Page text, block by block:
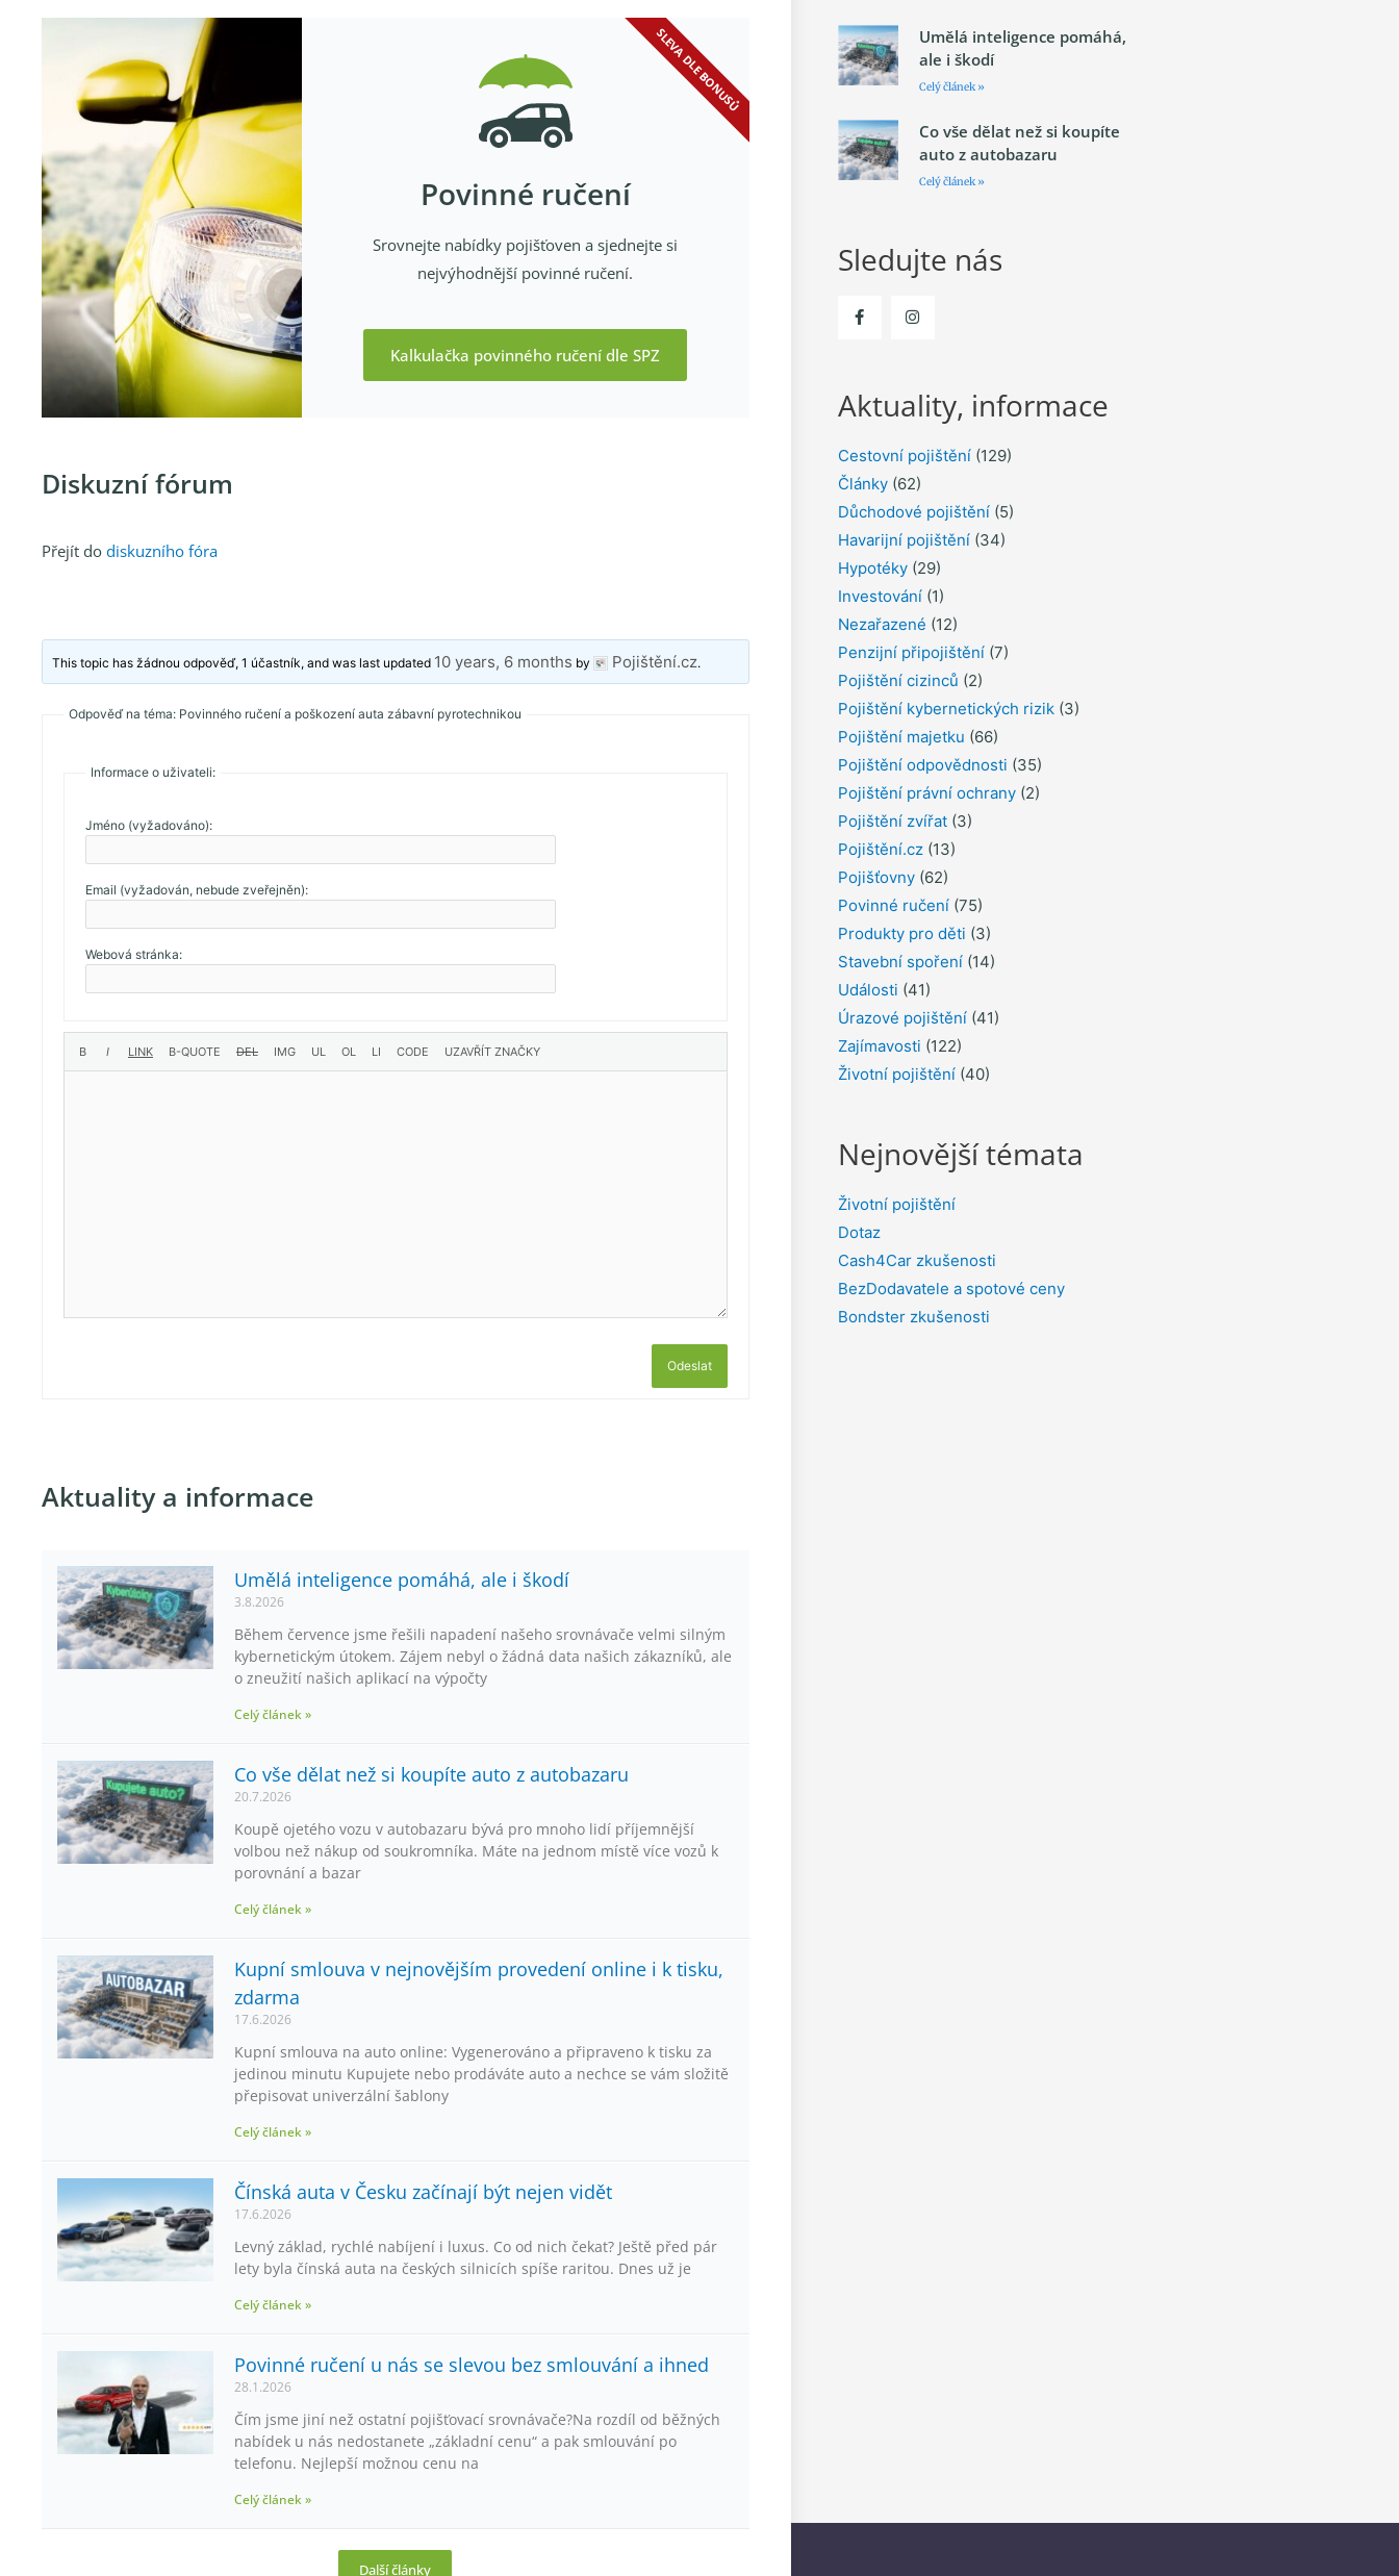
Povinné ručení
Srovnejte nabídky pojišťoven a sjednejte si
nejvýhodnější povinné ručení.
Kalkulačka povinného ručení dle SPZ
SLEVA DLE BONUSŮ
Diskuzní fórum
Přejít do diskuzního fóra
This topic has žádnou odpověď, 1 účastník, and was last updated 10 years, 6 months by Pojištění.cz.
Odpověď na téma: Povinného ručení a poškození auta zábavní pyrotechnikou
Informace o uživateli:
Jméno (vyžadováno):
Email (vyžadován, nebude zveřejněn):
Webová stránka:
Odeslat
Aktuality a informace
Umělá inteligence pomáhá, ale i škodí
3.8.2026
Během července jsme řešili napadení našeho srovnávače velmi silným
kybernetickým útokem. Zájem nebyl o žádná data našich zákazníků, ale
o zneužití našich aplikací na výpočty
Celý článek »
Co vše dělat než si koupíte auto z autobazaru
20.7.2026
Koupě ojetého vozu v autobazaru bývá pro mnoho lidí příjemnější
volbou než nákup od soukromníka. Máte na jednom místě více vozů k
porovnání a bazar
Celý článek »
Kupní smlouva v nejnovějším provedení online i k tisku,
zdarma
17.6.2026
Kupní smlouva na auto online: Vygenerováno a připraveno k tisku za
jedinou minutu Kupujete nebo prodáváte auto a nechce se vám složitě
přepisovat univerzální šablony
Celý článek »
Čínská auta v Česku začínají být nejen vidět
17.6.2026
Levný základ, rychlé nabíjení i luxus. Co od nich čekat? Ještě před pár
lety byla čínská auta na českých silnicích spíše raritou. Dnes už je
Celý článek »
Povinné ručení u nás se slevou bez smlouvání a ihned
28.1.2026
Čím jsme jiní než ostatní pojišťovací srovnávače?Na rozdíl od běžných
nabídek u nás nedostanete „základní cenu“ a pak smlouvání po
telefonu. Nejlepší možnou cenu na
Celý článek »
Další články
Umělá inteligence pomáhá,
ale i škodí
Celý článek »
Co vše dělat než si koupíte
auto z autobazaru
Celý článek »
Sledujte nás
Aktuality, informace
Cestovní pojištění(129)
Články(62)
Důchodové pojištění(5)
Havarijní pojištění(34)
Hypotéky(29)
Investování(1)
Nezařazené (12)
Penzijní připojištění(7)
Pojištění cizinců (2)
Pojištění kybernetických rizik(3)
Pojištění majetku (66)
Pojištění odpovědnosti (35)
Pojištění právní ochrany(2)
Pojištění zvířat(3)
Pojištění.cz(13)
Pojišťovny(62)
Povinné ručení(75)
Produkty pro děti (3)
Stavební spoření(14)
Události (41)
Úrazové pojištění(41)
Zajímavosti (122)
Životní pojištění(40)
Nejnovější témata
Životní pojištění
Dotaz
Cash4Car zkušenosti
BezDodavatele a spotové ceny
Bondster zkušenosti